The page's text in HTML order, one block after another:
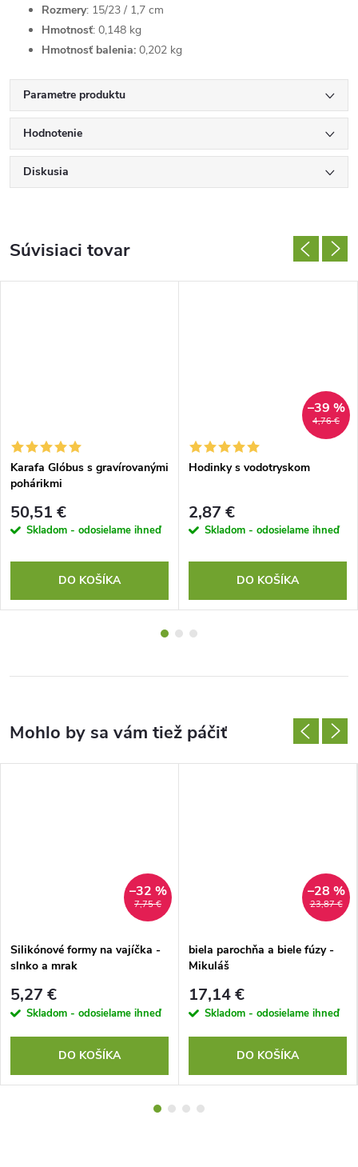
Rozmery: 15/23 / 1,7 cm
Hmotnosť: 0,148 kg
Hmotnosť balenia: 0,202 kg
Parametre produktu
Hodnotenie
Diskusia
Súvisiaci tovar
Karafa Glóbus s gravírovanými
pohárikmi
50,51 €
Skladom - odosielame ihneď
DO KOŠÍKA
4,76 €
–39 %
Hodinky s vodotryskom
2,87 €
Skladom - odosielame ihneď
DO KOŠÍKA
7,75 €
–32 %
Silikónové formy na vajíčka -
slnko a mrak
5,27 €
Skladom - odosielame ihneď
DO KOŠÍKA
23,87 €
–28 %
biela parochňa a biele fúzy -
Mikuláš
17,14 €
Skladom - odosielame ihneď
DO KOŠÍKA